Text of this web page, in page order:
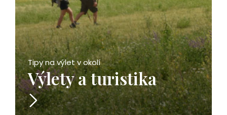
Tipy na výlet v okolí
Výlety a turistika